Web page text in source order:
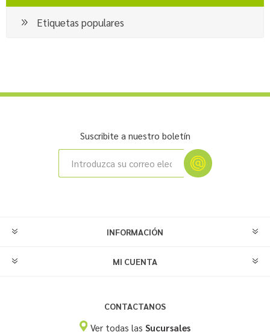
Etiquetas populares
Suscribite a nuestro boletín
INFORMACIÓN
MI CUENTA
CONTACTANOS
Ver todas lasSucursales